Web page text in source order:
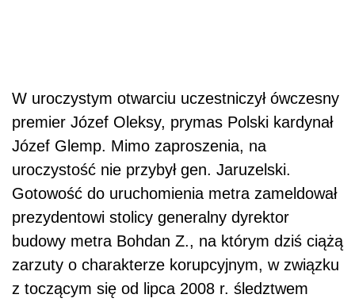
W uroczystym otwarciu uczestniczył ówczesny
premier Józef Oleksy, prymas Polski kardynał
Józef Glemp. Mimo zaproszenia, na
uroczystość nie przybył gen. Jaruzelski.
Gotowość do uruchomienia metra zameldował
prezydentowi stolicy generalny dyrektor
budowy metra Bohdan Z., na którym dziś ciążą
zarzuty o charakterze korupcyjnym, w związku
z toczącym się od lipca 2008 r. śledztwem